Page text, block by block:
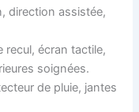
direction assistée,
recul, écran tactile,
soignées.
de pluie, jantes